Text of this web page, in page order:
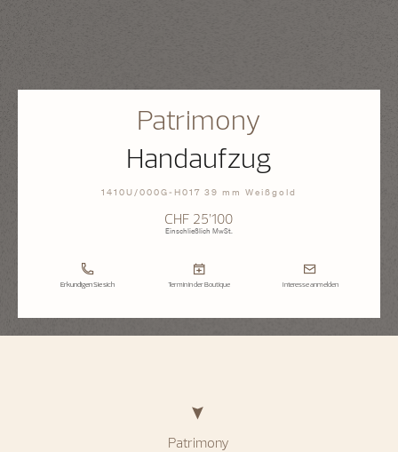
Patrimony
Handaufzug
1410U/000G-H017 39 mm Weißgold
CHF 25’100
Einschließlich MwSt.
Erkundigen Sie sich Termin in der Boutique Interesse anmelden
Patrimony